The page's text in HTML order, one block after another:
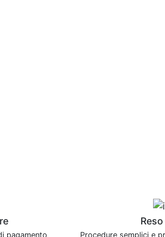
pagamento Procedure semplici e